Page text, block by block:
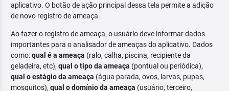
aplicativo. O botão de ação principal dessa tela permite a adição
de novo registro de ameaça.
Ao fazer o registro de ameaça, o usuário deve informar dados
importantes para o analisador de ameaças do aplicativo. Dados
como:qual é a ameaça (ralo, calha, piscina, recipiente da
geladeira, etc), qual o tipo da ameaça (pontual ou periódica),
qual o estágio da ameaça (água parada, ovos, larvas, pupas,
mosquitos), qual o domínio da ameaça (usuário, terceiro,